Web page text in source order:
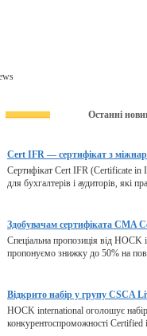
Останні
Cert IFR — сертифікат з
Сертифікат Cert IFR (Certificate in
для бухгалтерів і аудиторів, які
Здобувачам сертифіката CMA
Спеціальна пропозиція від
пропонуємо знижку до 50% на
Відкрито набір у групу CSCA
HOCK international оголошує
конкурентоспроможності